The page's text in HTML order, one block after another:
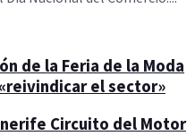
de la Feria de la Moda
el sector»
Circuito del Motor